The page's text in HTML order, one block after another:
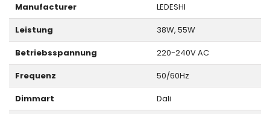
Manufacturer
LEDESHI
Leistung
38W, 55W
Betriebsspannung
220-240V AC
Frequenz
50/60Hz
Dimmart
Dali